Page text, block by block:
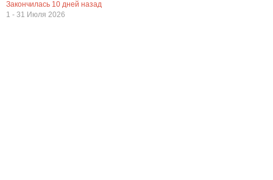
Закончилась 10 дней назад
1 - 31 Июля 2026